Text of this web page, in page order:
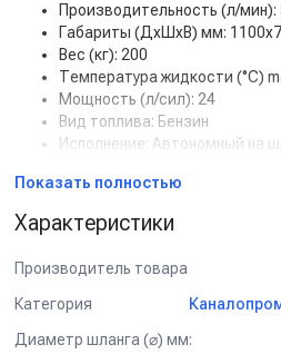
Производительность (л/мин):
Габариты (ДхШхВ) мм:
Вес (кг): 200
Температура жидкости (°С)
Мощность (л/сил): 24
Вид топлива: Бензин
Исполнение: Автономный на
Диаметр шланга (⌀) мм: 10
Комплектация
Бензиновый двигатель
Надежный плунжерный насос
Датчик термозащиты
Показать полностью
Характеристики
Производитель товара
Категория
Диаметр шланга (⌀) мм: